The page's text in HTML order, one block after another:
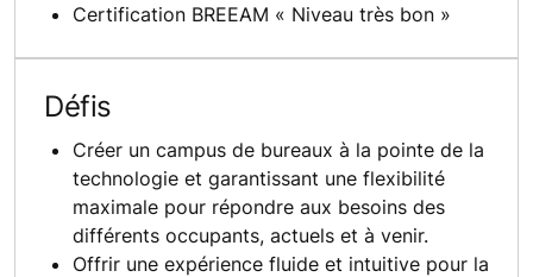
Certification BREEAM « Niveau très bon »
Défis
Créer un campus de bureaux à la pointe de la
technologie et garantissant une flexibilité
maximale pour répondre aux besoins des
différents occupants, actuels et à venir.
Offrir une expérience fluide et intuitive pour la